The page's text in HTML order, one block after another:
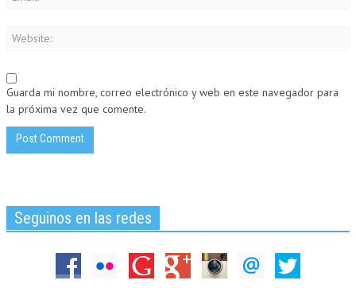
Guarda mi nombre, correo electrónico y web en este navegador para
la próxima vez que comente.
Seguinos en las redes